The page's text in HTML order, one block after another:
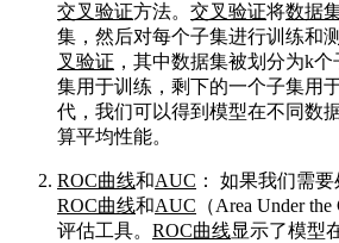
交叉验证方法。 交叉验证将数据
集，然后对每个子集进行训练和
叉验证 ，其中数据集被划分为k
集用于训练，剩下的一个子集用
代，我们可以得到模型在不同数
算平均性能。
ROC曲线和AUC ： 如果我们需要
ROC曲线和AUC （Area Under
评估工具。 ROC曲线显示了模型